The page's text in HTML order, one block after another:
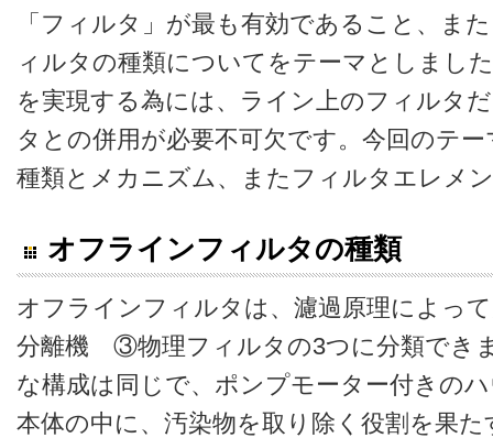
「フィルタ」が最も有効であること、ま
ィルタの種類についてをテーマとしまし
を実現する為には、ライン上のフィルタ
タとの併用が必要不可欠です。今回のテ
種類とメカニズム、またフィルタエレメ
オフラインフィルタの種類
オフラインフィルタは、濾過原理によ
分離機 ③物理フィルタの3つに分類でき
な構成は同じで、ポンプモーター付きの
本体の中に、汚染物を取り除く役割を果